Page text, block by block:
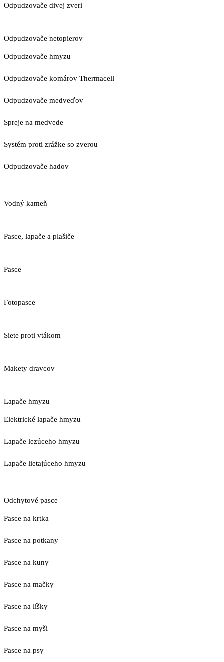
Odpudzovače divej zveri
Odpudzovače netopierov
Odpudzovače hmyzu
Odpudzovače komárov Thermacell
Odpudzovače medveďov
Spreje na medvede
Systém proti zrážke so zverou
Odpudzovače hadov
Vodný kameň
Pasce, lapače a plašiče
Pasce
Fotopasce
Siete proti vtákom
Makety dravcov
Lapače hmyzu
Elektrické lapače hmyzu
Lapače lezúceho hmyzu
Lapače lietajúceho hmyzu
Odchytové pasce
Pasce na krtka
Pasce na potkany
Pasce na kuny
Pasce na mačky
Pasce na líšky
Pasce na myši
Pasce na psy